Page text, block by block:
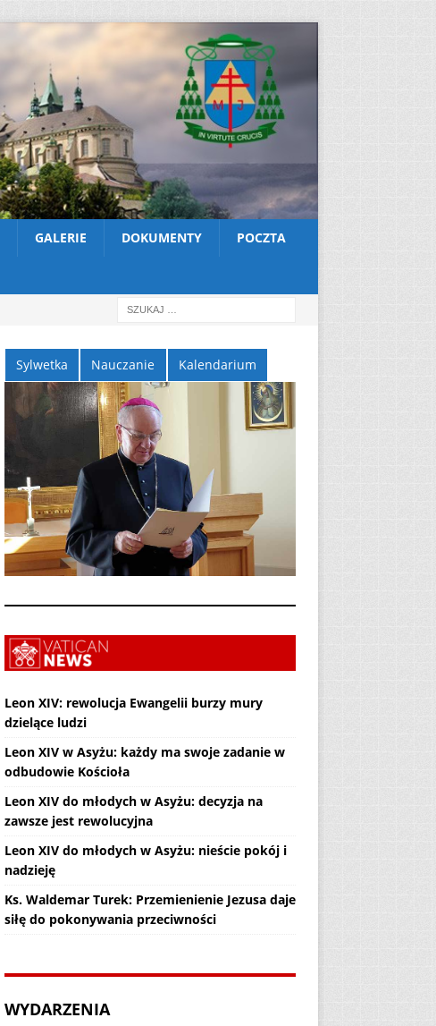
GALERIE DOKUMENTY POCZTA
Sylwetka Nauczanie Kalendarium
Leon XIV: rewolucja Ewangelii burzy mury
dzielące ludzi
Leon XIV w Asyżu: każdy ma swoje zadanie w
odbudowie Kościoła
Leon XIV do młodych w Asyżu: decyzja na
zawsze jest rewolucyjna
Leon XIV do młodych w Asyżu: nieście pokój i
nadzieję
Ks. Waldemar Turek: Przemienienie Jezusa daje
siłę do pokonywania przeciwności
WYDARZENIA